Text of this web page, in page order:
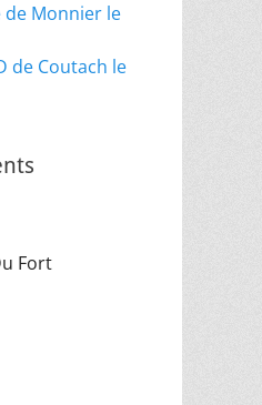
de Monnier le
de Coutach le
Fort